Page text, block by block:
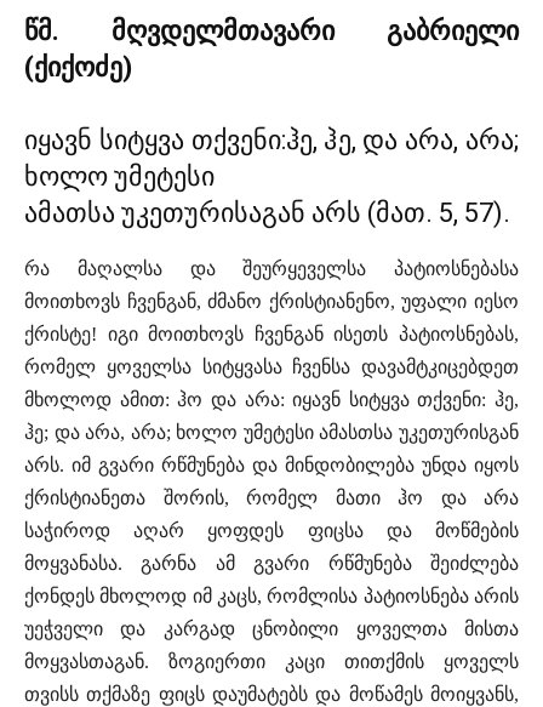
წმ. მღვდელმთავარი გაბრიელი
(ქიქოძე)
იყავნ სიტყვა თქვენი:ჰე, ჰე, და არა, არა;
ხოლო უმეტესი
ამათსა უკეთურისაგან არს (მათ. 5, 57).
რა მაღალსა და შეურყეველსა პატიოსნებასა
მოითხოვს ჩვენგან, ძმანო ქრისტიანენო, უფალი იესო
ქრისტე! იგი მოითხოვს ჩვენგან ისეთს პატიოსნებას,
რომელ ყოველსა სიტყვასა ჩვენსა დავამტკიცებდეთ
მხოლოდ ამით: ჰო და არა: იყავნ სიტყვა თქვენი: ჰე,
ჰე; და არა, არა; ხოლო უმეტესი ამასთსა უკეთურისგან
არს. იმ გვარი რწმუნება და მინდობილება უნდა იყოს
ქრისტიანეთა შორის, რომელ მათი ჰო და არა
საჭიროდ აღარ ყოფდეს ფიცსა და მოწმების
მოყვანასა. გარნა ამ გვარი რწმუნება შეიძლება
ქონდეს მხოლოდ იმ კაცს, რომლისა პატიოსნება არის
უეჭველი და კარგად ცნობილი ყოველთა მისთა
მოყვასთაგან. ზოგიერთი კაცი თითქმის ყოველს
თვისს თქმაზე ფიცს დაუმატებს და მოწამეს მოიყვანს,